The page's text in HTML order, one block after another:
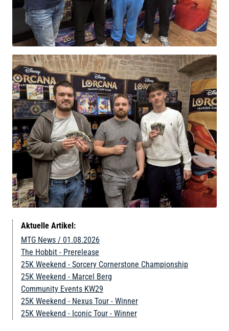
Aktuelle Artikel:
MTG News / 01.08.2026
The Hobbit - Prerelease
25K Weekend - Sorcery Cornerstone Championship
25K Weekend - Marcel Berg
Community Events KW29
25K Weekend - Nexus Tour - Winner
25K Weekend - Iconic Tour - Winner